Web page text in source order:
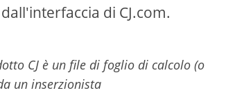
di CJ.com.
CJ è un file di foglio di calcolo (o
un inserzionista